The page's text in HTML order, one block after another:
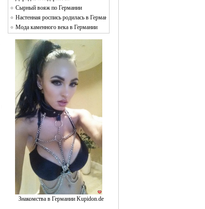
Сырный вояж по Германии
Настенная роспись родилась в Германии
Мода каменного века в Германии
Знакомства в Германии Kupidon.de